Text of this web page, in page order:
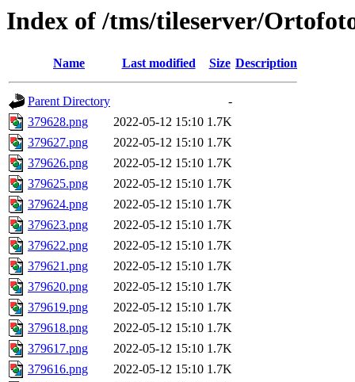
Index of /tms/tileserver/
Name Last modified Size Description
Parent Directory
-
379628.png
2022-05-12 15:10 1.7K
379627.png
2022-05-12 15:10 1.7K
379626.png
2022-05-12 15:10 1.7K
379625.png
2022-05-12 15:10 1.7K
379624.png
2022-05-12 15:10 1.7K
379623.png
2022-05-12 15:10 1.7K
379622.png
2022-05-12 15:10 1.7K
379621.png
2022-05-12 15:10 1.7K
379620.png
2022-05-12 15:10 1.7K
379619.png
2022-05-12 15:10 1.7K
379618.png
2022-05-12 15:10 1.7K
379617.png
2022-05-12 15:10 1.7K
379616.png
2022-05-12 15:10 1.7K